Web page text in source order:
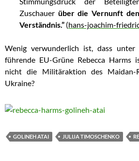
Zuschauer über die Vernunft
Verständnis.” (hans-joachim-
Wenig verwunderlich ist, dass
führende EU-Grüne Rebecca Harms
nicht die Militäraktion des Maidan-
Ukraine?
GOLINEH ATAI JULIJA TIMOSCHENKO